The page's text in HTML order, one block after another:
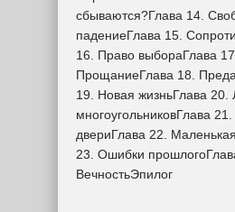
сбываются?Глава 14.
падениеГлава 15.
16. Право выбораГлава 17.
ПрощаниеГлава 18.
19. Новая жизньГлава 20.
многоугольниковГлава
двериГлава 22.
23. Ошибки
ВечностьЭпилог